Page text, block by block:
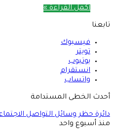
أكمل القراءة »
تابعنا
فيسبوك
تويتر
يوتيوب
انستقرام
واتساب
أحدث الخطى المستدامة
دائرة حظر وسائل التواصل
منذ أسبوع واحد